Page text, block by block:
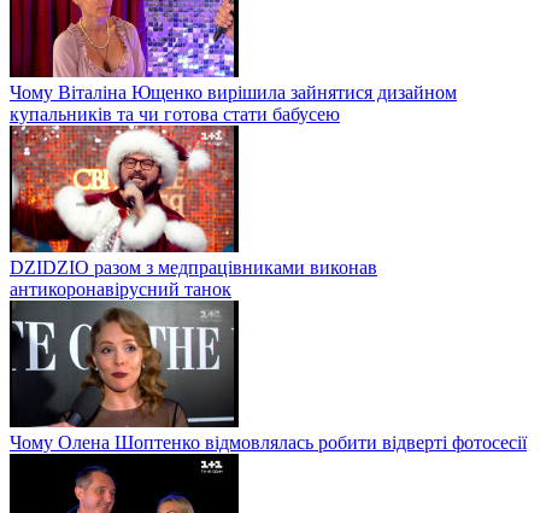
Чому Віталіна Ющенко вирішила зайнятися дизайном
купальників та чи готова стати бабусею
DZIDZIO разом з медпрацівниками виконав
антикоронавірусний танок
Чому Олена Шоптенко відмовлялась робити відверті фотосесії